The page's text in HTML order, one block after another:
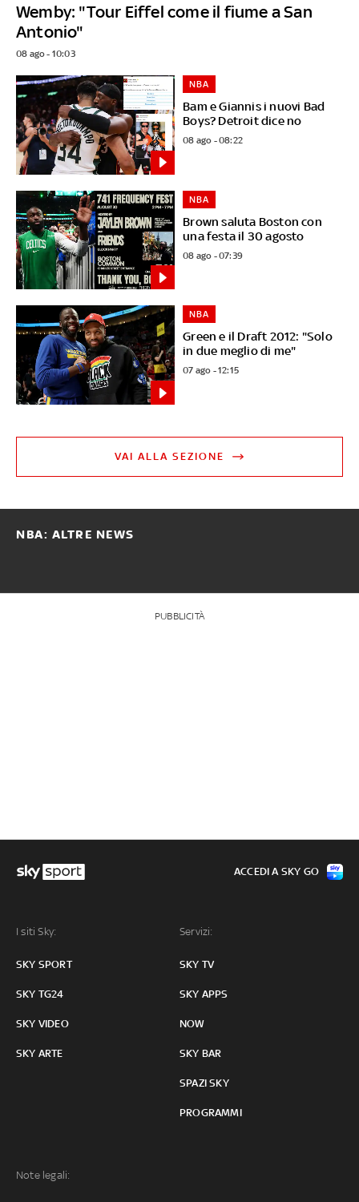
Wemby: "Tour Eiffel come il fiume a San
Antonio"
08 ago - 10:03
Bam e Giannis i nuovi Bad
Boys? Detroit dice no
NBA
08 ago - 08:22
Brown saluta Boston con
una festa il 30 agosto
NBA
08 ago - 07:39
Green e il Draft 2012: "Solo
in due meglio di me"
NBA
07 ago - 12:15
VAI ALLA SEZIONE
NBA: ALTRE NEWS
PUBBLICITÀ
I siti Sky:
SKY SPORT
SKY TG24
SKY VIDEO
SKY ARTE
Servizi:
SKY TV
SKY APPS
NOW
SKY BAR
SPAZI SKY
PROGRAMMI
Note legali:
ACCEDI A SKY GO